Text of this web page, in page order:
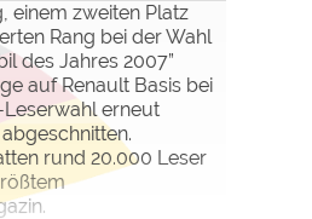
einem zweiten Platz
Rang bei der Wahl
des Jahres 2007”
auf Renault Basis bei
Leserwahl erneut
rund 20.000 Leser